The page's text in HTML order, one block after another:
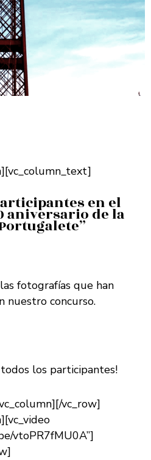
en el
aniversario de la
fotografías que han
nuestro concurso.
todos los participantes!
vc_row]
vtoPR7fMU0A”]